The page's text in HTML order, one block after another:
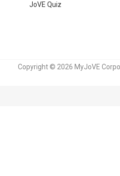
JoVE Quiz
Copyright © 2026 MyJoVE